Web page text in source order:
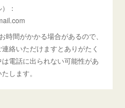
：
時間がかかる場合があるので、
絡いただけますとありがたく
電話に出られない可能性があ
します。